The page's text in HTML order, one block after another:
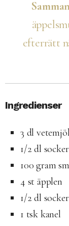
efterrätt
Ingredienser
3 dl vetemjöl
1/2 dl socker
100 gram
4 st äpplen
1/2 dl socker
1 tsk kanel